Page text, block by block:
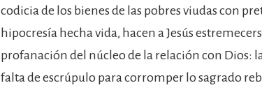
codicia de los bienes de las pobres viudas con
hipocresía hecha vida, hacen a Jesús
profanación del núcleo de la relación con Dios:
falta de escrúpulo para corromper lo sagrado